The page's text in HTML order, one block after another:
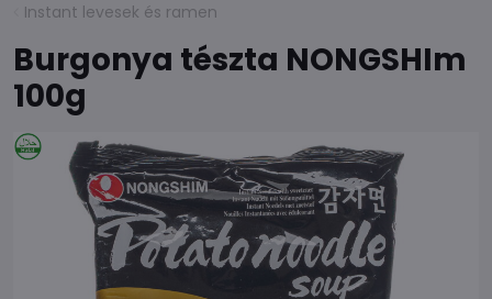
Instant levesek és ramen
Burgonya tészta NONGSHIm
100g